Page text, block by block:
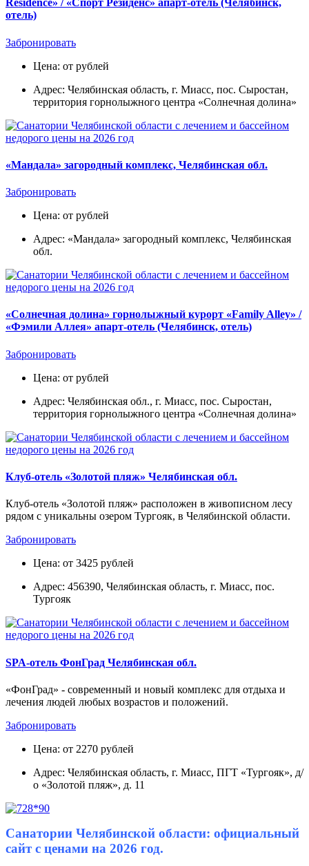
Residence» / «Спорт Резиденс» апарт-отель (Челябинск,
отель)
Забронировать
Цена: от рублей
Адрес: Челябинская область, г. Миасс, пос. Сыростан,
территория горнолыжного центра «Солнечная долина»
«Мандала» загородный комплекс, Челябинская обл.
Забронировать
Цена: от рублей
Адрес: «Мандала» загородный комплекс, Челябинская
обл.
«Солнечная долина» горнолыжный курорт «Family Alley» /
«Фэмили Аллея» апарт-отель (Челябинск, отель)
Забронировать
Цена: от рублей
Адрес: Челябинская обл., г. Миасс, пос. Сыростан,
территория горнолыжного центра «Солнечная долина»
Клуб-отель «Золотой пляж» Челябинская обл.
Клуб-отель «Золотой пляж» расположен в живописном лесу
рядом с уникальны озером Тургояк, в Челябинской области.
Забронировать
Цена: от 3425 рублей
Адрес: 456390, Челябинская область, г. Миасс, пос.
Тургояк
SPA-отель ФонГрад Челябинская обл.
«ФонГрад» - современный и новый комплекс для отдыха и
лечения людей любых возрастов и положений.
Забронировать
Цена: от 2270 рублей
Адрес: Челябинская область, г. Миасс, ПГТ «Тургояк», д/
о «Золотой пляж», д. 11
Санатории Челябинской области: официальный
сайт с ценами на 2026 год.